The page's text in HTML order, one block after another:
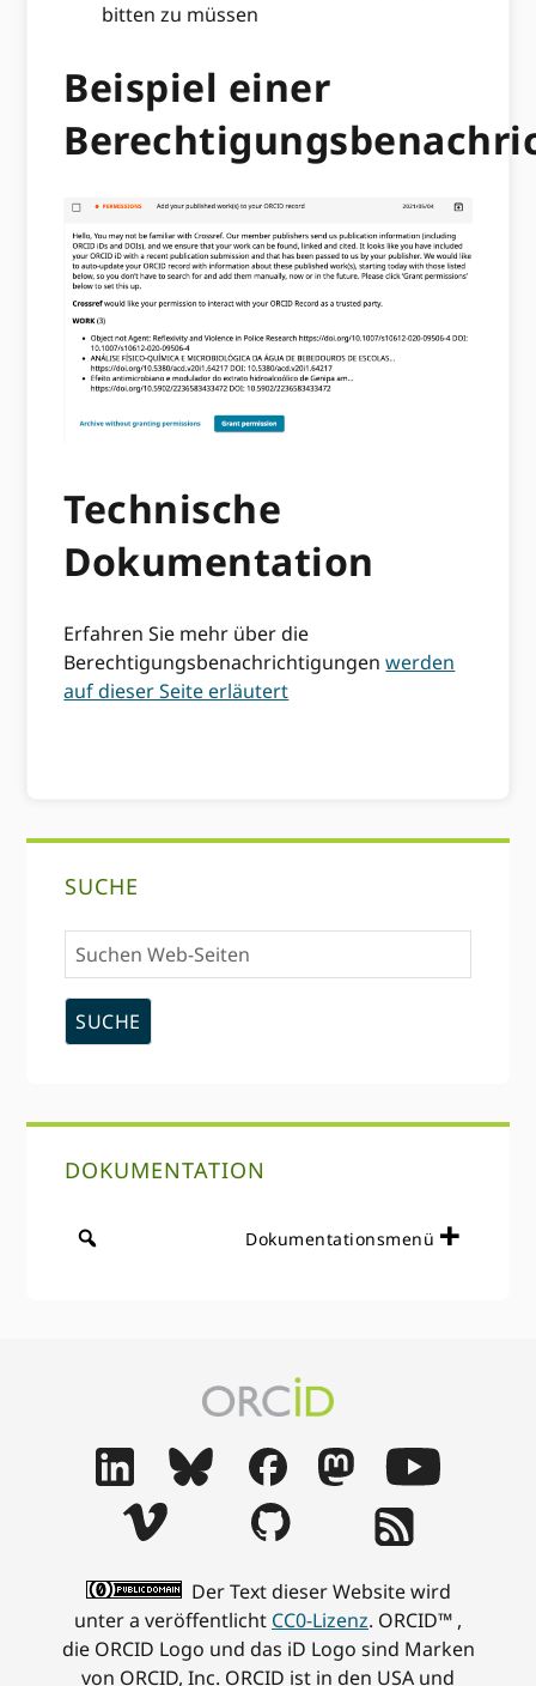
bitten zu müssen
Beispiel einer
Technische
Dokumentation
Erfahren Sie mehr über die
Berechtigungsbenachrichtigungenwerden
auf dieser Seite erläutert
SUCHE
Suchen
Web-
Seiten
DOKUMENTATION
Dokumentationsmenü
Der Text dieser Website wird
unter a veröffentlicht CC0-Lizenz. ORCID™ ,
die ORCID Logo und das iD Logo sind Marken
von ORCID, Inc. ORCID ist in den USA und